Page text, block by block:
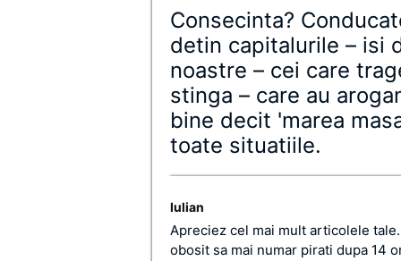
Consecinta?
detin capitalurile – isi
noastre – cei care
stinga – care au
bine decit 'marea
toate situatiile.
Iulian
Apreciez cel mai mult articolele
obosit sa mai numar pirati dupa 14